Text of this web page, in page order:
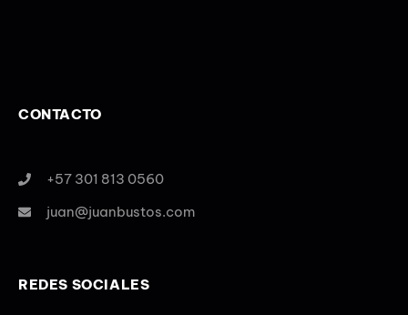
CONTACTO
+57 301 813 0560
juan@juanbustos.com
REDES SOCIALES